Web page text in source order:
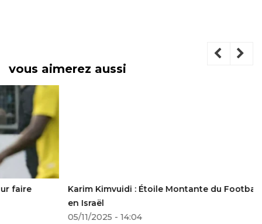
vous aimerez aussi
Karim Kimvuidi : Étoile Montante du Football Congolais
05/11/2025 - 14:04